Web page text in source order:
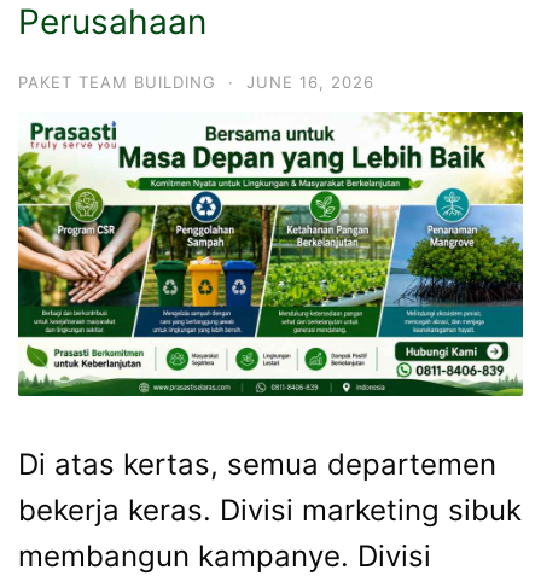
Perusahaan
PAKET TEAM BUILDING · JUNE 16, 2026
Di atas kertas, semua departemen
bekerja keras. Divisi marketing sibuk
membangun kampanye. Divisi